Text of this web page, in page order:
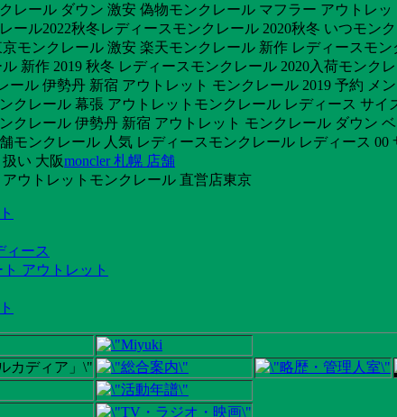
レール ダウン 激安 偽物モンクレール マフラー アウトレッ
ール2022秋冬レディースモンクレール 2020秋冬 いつモ
モンクレール 激安 楽天モンクレール 新作 レディースモ
新作 2019 秋冬 レディースモンクレール 2020入荷モン
ール 伊勢丹 新宿 アウトレット モンクレール 2019 予約
クレール 幕張 アウトレットモンクレール レディース サ
クレール 伊勢丹 新宿 アウトレット モンクレール ダウン
モンクレール 人気 レディースモンクレール レディース
い 大阪moncler 札幌 店舗
ウトレットモンクレール 直営店東京
ィース
アウトレット